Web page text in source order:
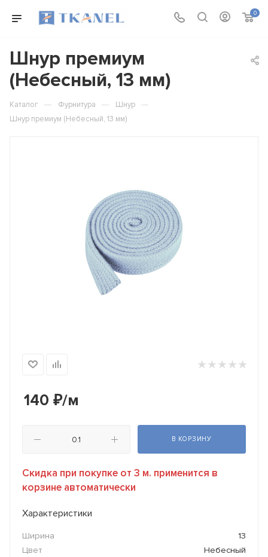
0
Шнур премиум
(Небесный, 13 мм)
Каталог — Фурнитура — Шнур —
Шнур премиум (Небесный, 13 мм)
140 ₽/м
В КОРЗИНУ
Скидка при покупке от 3 м. применится в
корзине автоматически
Характеристики
Ширина
13
Цвет
Небесный